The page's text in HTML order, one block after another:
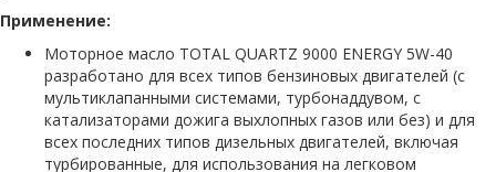
Применение:
Моторное масло TOTAL QUARTZ 9000 ENERGY 5W-40
разработано для всех типов бензиновых двигателей (с
мультиклапанными системами, турбонаддувом, с
катализаторами дожига выхлопных газов или без) и для
всех последних типов дизельных двигателей, включая
турбированные, для использования на легковом